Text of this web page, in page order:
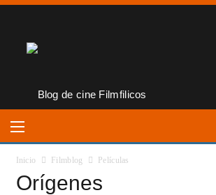
Inicio Filmblog Películas
Orígenes